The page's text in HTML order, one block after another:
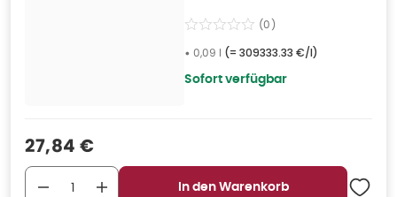
(0)
• 0,09 l (= 309333.33 €/l)
Sofort verfügbar
Verkaufspreis
27,84 €
In den Warenkorb